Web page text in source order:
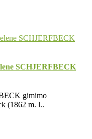
SCHJERFBECK
gimimo
(1862 m. l..